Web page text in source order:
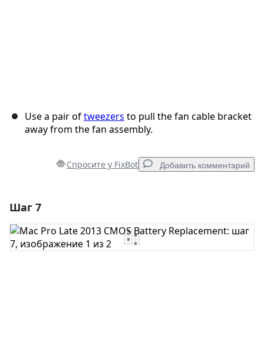
Use a pair oftweezers to pull the fan cable bracket
away from the fan assembly.
Спросите у FixBot Добавить комментарий
Добавить комментарий
Шаг 7